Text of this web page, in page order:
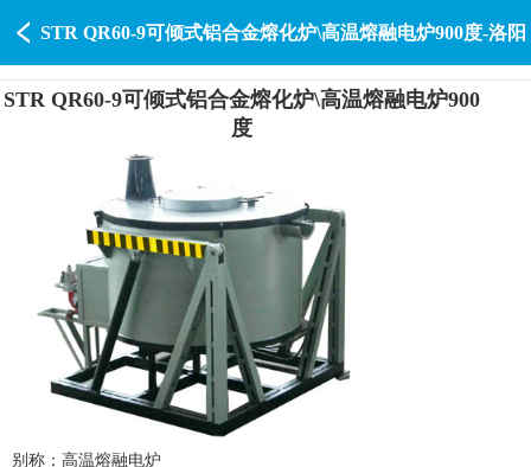
STR QR60-9可倾式铝合金熔化炉\高温熔融电炉900度-洛阳
智能高温电阻炉-洛阳赛特瑞智能装备
STR QR60-9可倾式铝合金熔化炉\高温熔融电炉900
度
别称：高温熔融电炉